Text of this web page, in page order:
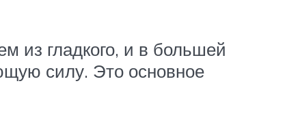
из гладкого, и в большей
силу. Это основное